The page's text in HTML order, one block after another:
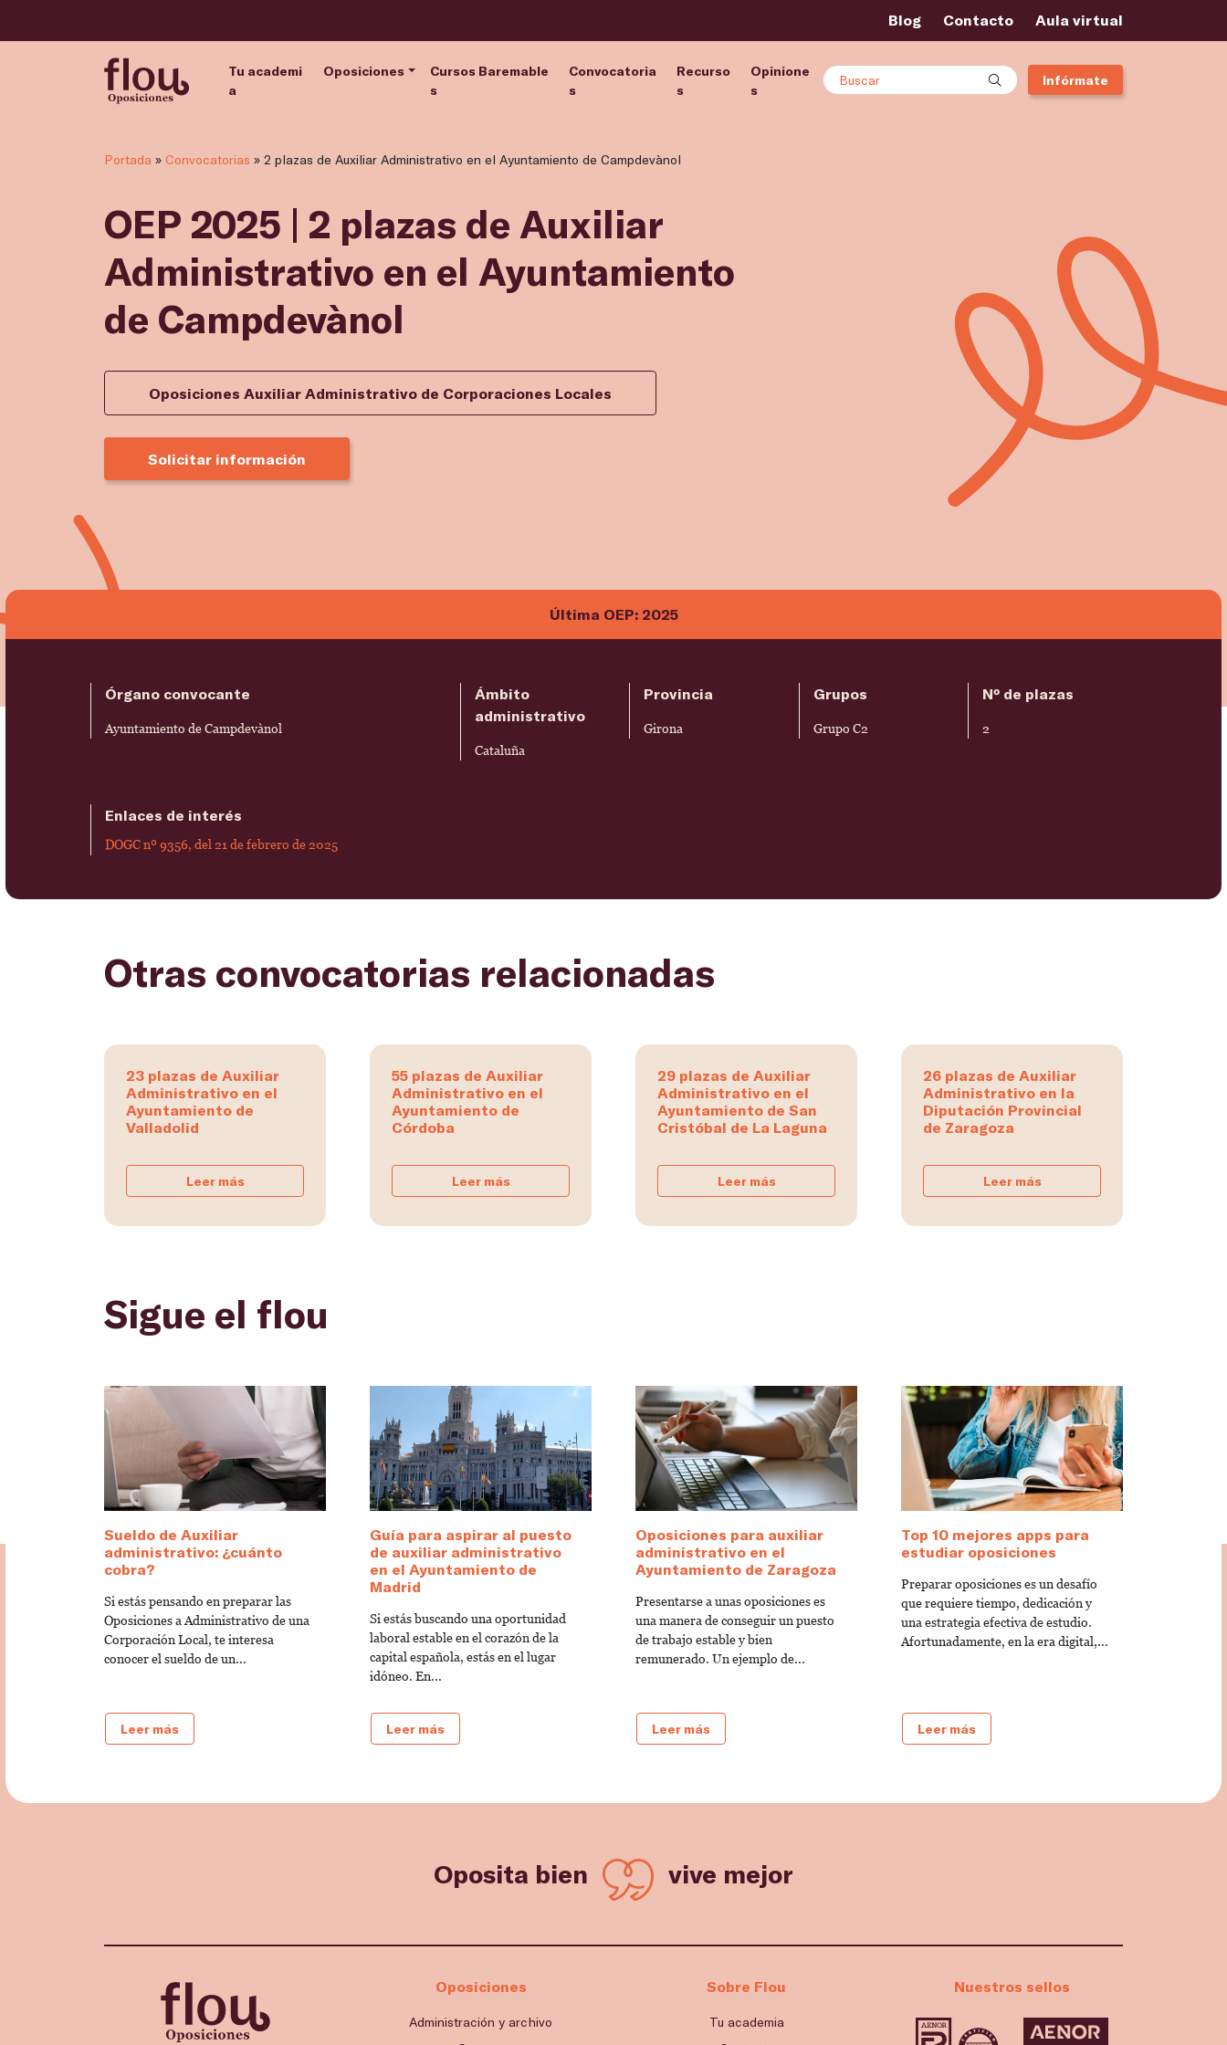
Blog Contacto Aula virtual
Tu academi
a
Oposiciones
Cursos Baremable
s
Convocatoria
s
Recurso
s
Opinione
s
Buscar Infórmate
Portada » Convocatorias » 2 plazas de Auxiliar Administrativo en el Ayuntamiento de Campdevànol
OEP 2025 | 2 plazas de Auxiliar
Administrativo en el Ayuntamiento
de Campdevànol
Oposiciones Auxiliar Administrativo de Corporaciones Locales
Solicitar información
Última OEP: 2025
Órgano convocante
Ayuntamiento de Campdevànol
Ámbito
administrativo
Cataluña
Provincia
Girona
Grupos
Grupo C2
Nº de plazas
2
Enlaces de interés
DOGC nº 9356, del 21 de febrero de 2025
Otras convocatorias relacionadas
23 plazas de Auxiliar
Administrativo en el
Ayuntamiento de
Valladolid
Leer más
55 plazas de Auxiliar
Administrativo en el
Ayuntamiento de
Córdoba
Leer más
29 plazas de Auxiliar
Administrativo en el
Ayuntamiento de San
Cristóbal de La Laguna
Leer más
26 plazas de Auxiliar
Administrativo en la
Diputación Provincial
de Zaragoza
Leer más
Sigue el flou
Sueldo de Auxiliar
administrativo: ¿cuánto
cobra?
Si estás pensando en preparar las
Oposiciones a Administrativo de una
Corporación Local, te interesa
conocer el sueldo de un...
Leer más
Guía para aspirar al puesto
de auxiliar administrativo
en el Ayuntamiento de
Madrid
Si estás buscando una oportunidad
laboral estable en el corazón de la
capital española, estás en el lugar
idóneo. En...
Leer más
Oposiciones para auxiliar
administrativo en el
Ayuntamiento de Zaragoza
Presentarse a unas oposiciones es
una manera de conseguir un puesto
de trabajo estable y bien
remunerado. Un ejemplo de...
Leer más
Top 10 mejores apps para
estudiar oposiciones
Preparar oposiciones es un desafío
que requiere tiempo, dedicación y
una estrategia efectiva de estudio.
Afortunadamente, en la era digital,...
Leer más
Oposita bien vive mejor
Oposiciones
Administración y archivo
Sobre Flou
Tu academia
Nuestros sellos